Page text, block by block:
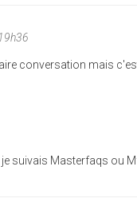
conversation mais c'est
suivais Masterfaqs ou